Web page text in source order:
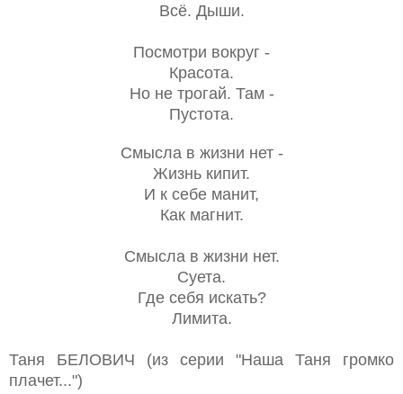
Всё. Дыши.
Посмотри вокруг -
Красота.
Но не трогай. Там -
Пустота.
Смысла в жизни нет -
Жизнь кипит.
И к себе манит,
Как магнит.
Смысла в жизни нет.
Суета.
Где себя искать?
Лимита.
Таня БЕЛОВИЧ (из серии "Наша Таня громко
плачет...")